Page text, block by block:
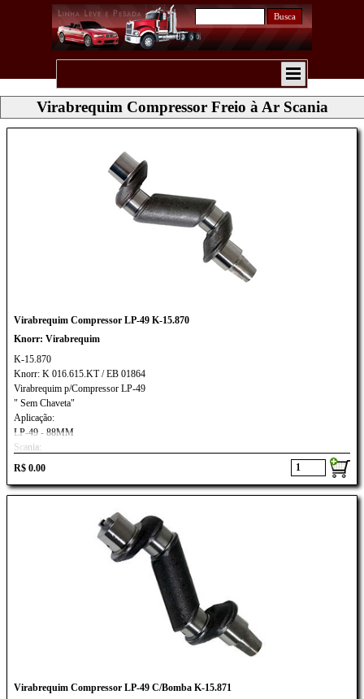
Busca
Virabrequim Compressor Freio à Ar Scania
Virabrequim Compressor LP-49 K-15.870
Knorr: Virabrequim
K-15.870
Knorr: K 016.615.KT / EB 01864
Virabrequim p/Compressor LP-49
" Sem Chaveta"
Aplicação:
LP-49 - 88MM
Scania:
P-94/ R-114 / T-114/ R-124 / K-124/L-94
R$ 0.00
Virabrequim Compressor LP-49 C/Bomba K-15.871